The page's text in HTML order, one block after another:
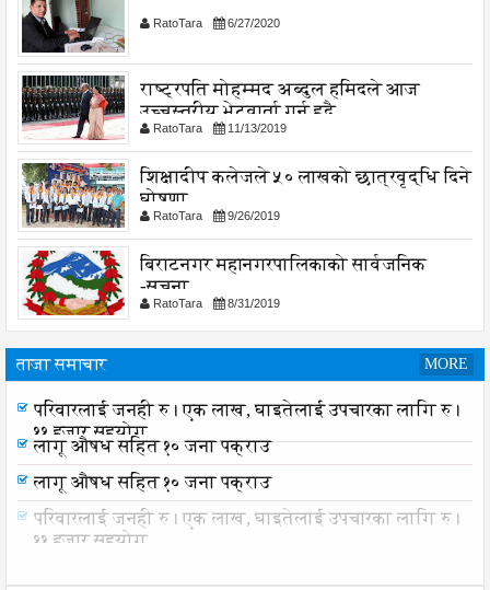
RatoTara 6/27/2020
राष्ट्रपति मोहम्मद अब्दुल हमिदले आज
उच्चस्तरीय भेटवार्ता गर्नु हुदै,
RatoTara 11/13/2019
शिक्षादीप कलेजले ५० लाखको छात्रवृद्धि दिने
घोषणा
RatoTara 9/26/2019
बिराटनगर महानगरपालिकाको सार्वजनिक
-सुचना
RatoTara 8/31/2019
ताजा समाचार MORE
संघको सुझाव पत्र पेश
परिवारलाई जनही रु। एक लाख, घाइतेलाई उपचारका लागि रु।
११ हजार सहयोग
लागू औषध सहित १० जना पक्राउ
लागू औषध सहित १० जना पक्राउ
परिवारलाई जनही रु। एक लाख, घाइतेलाई उपचारका लागि रु।
११ हजार सहयोग